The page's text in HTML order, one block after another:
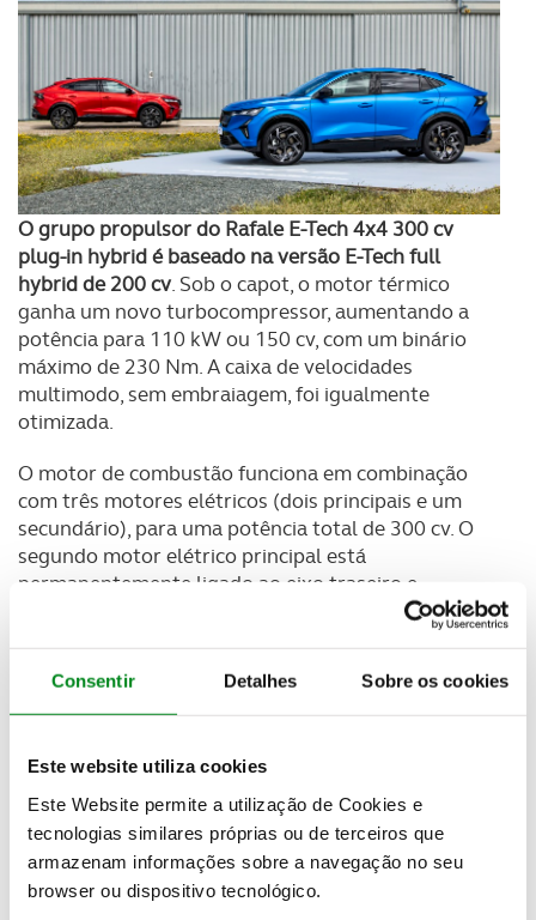
Consentir Detalhes Sobre os cookies
Este website utiliza cookies
Este Website permite a utilização de Cookies e
tecnologias similares próprias ou de terceiros que
armazenam informações sobre a navegação no seu
browser ou dispositivo tecnológico.
O grupo propulsor do Rafale E-Tech 4x4 300 cv
plug-in hybrid é baseado na versão E-Tech full
hybrid de 200 cv. Sob o capot, o motor térmico
ganha um novo turbocompressor, aumentando a
potência para 110 kW ou 150 cv, com um binário
máximo de 230 Nm. A caixa de velocidades
multimodo, sem embraiagem, foi igualmente
otimizada.
O motor de combustão funciona em combinação
com três motores elétricos (dois principais e um
secundário), para uma potência total de 300 cv. O
segundo motor elétrico principal está
permanentemente ligado ao eixo traseiro e
desenvolve 100 kW (136 cv) e 195 Nm de binário.A
bateria de iões de lítio de 22 kWh/400V assegura
elétrico, e de até 1.000 km quando totalmente
carregada, graças ao depósito de combustível de 55